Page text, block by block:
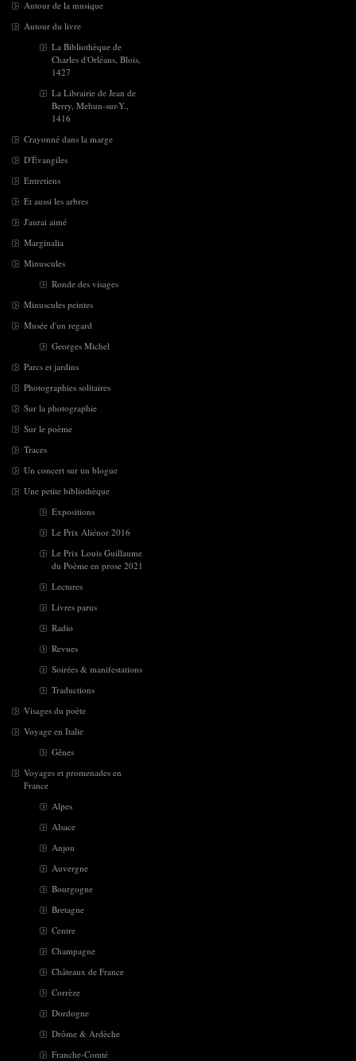
Autour de la musique
Autour du livre
La Bibliothèque de
Charles d'Orléans, Blois,
1427
La Librairie de Jean de
Berry, Mehun-sur-Y.,
1416
Crayonné dans la marge
D'Évangiles
Entretiens
Et aussi les arbres
J'aurai aimé
Marginalia
Minuscules
Ronde des visages
Minuscules peintes
Musée d'un regard
Georges Michel
Parcs et jardins
Photographies solitaires
Sur la photographie
Sur le poème
Traces
Un concert sur un blogue
Une petite bibliothèque
Expositions
Le Prix Aliénor 2016
Le Prix Louis Guillaume
du Poème en prose 2021
Lectures
Livres parus
Radio
Revues
Soirées & manifestations
Traductions
Visages du poète
Voyage en Italie
Gênes
Voyages et promenades en
France
Alpes
Alsace
Anjou
Auvergne
Bourgogne
Bretagne
Centre
Champagne
Châteaux de France
Corrèze
Dordogne
Drôme & Ardèche
Franche-Comté